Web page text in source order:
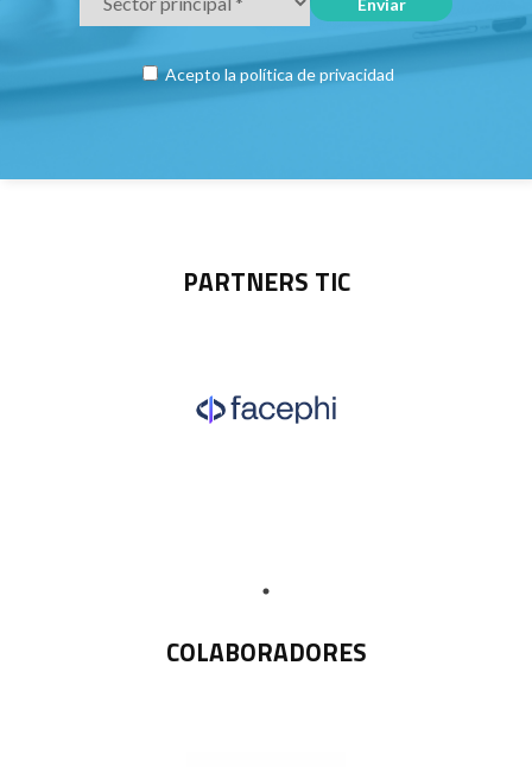
Acepto la política de privacidad
PARTNERS TIC
COLABORADORES